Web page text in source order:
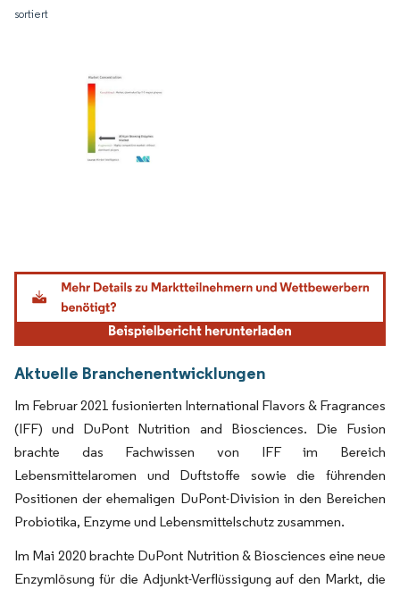
sortiert
Bild © Mordor Intelligence. Wiederverwendung erfordert Namensnennung gemäß
Aktuelle Branchenentwicklungen
Im Februar 2021 fusionierten International Flavors & Fragrances
(IFF) und DuPont Nutrition and Biosciences. Die Fusion
brachte das Fachwissen von IFF im Bereich
Lebensmittelaromen und Duftstoffe sowie die führenden
Positionen der ehemaligen DuPont-Division in den Bereichen
Probiotika, Enzyme und Lebensmittelschutz zusammen.
Im Mai 2020 brachte DuPont Nutrition & Biosciences eine neue
Enzymlösung für die Adjunkt-Verflüssigung auf den Markt, die